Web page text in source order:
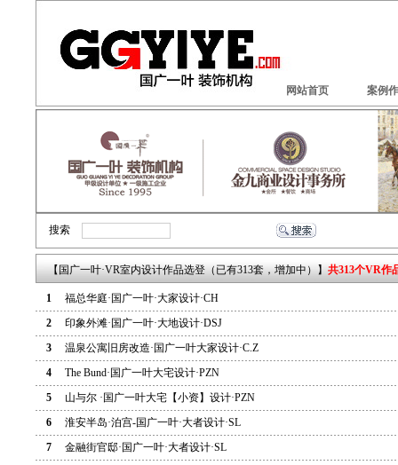
网站首页 案例
搜索
【国广一叶·VR室内设计作品选登（已有313套，增加中）】 共313个VR作
1
福总华庭·国广一叶·大家设计·CH
2
印象外滩·国广一叶·大地设计·DSJ
3
温泉公寓旧房改造·国广一叶大家设计·C.Z
4
The Bund·国广一叶大宅设计·PZN
5
山与尔 ·国广一叶大宅【小资】设计·PZN
6
淮安半岛·泊宫-国广一叶·大者设计·SL
7
金融街官邸·国广一叶·大者设计·SL